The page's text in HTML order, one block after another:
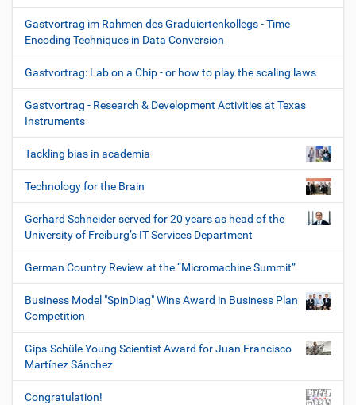
Gastvortrag im Rahmen des Graduiertenkollegs - Time
Encoding Techniques in Data Conversion
Gastvortrag: Lab on a Chip - or how to play the scaling laws
Gastvortrag - Research & Development Activities at Texas
Instruments
Tackling bias in academia
Technology for the Brain
Gerhard Schneider served for 20 years as head of the
University of Freiburg’s IT Services Department
German Country Review at the “Micromachine Summit”
Business Model "SpinDiag" Wins Award in Business Plan
Competition
Gips-Schüle Young Scientist Award for Juan Francisco
Martínez Sánchez
Congratulation!